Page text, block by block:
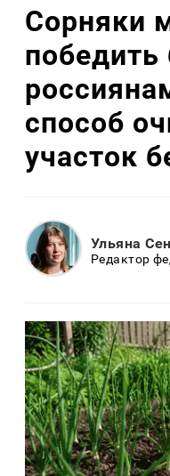
Сорняки
победить
способ
участок
Ульяна
Редактор